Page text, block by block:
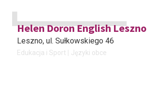
Helen Doron English Leszno
Leszno, ul. Sułkowskiego 46
Edukacja i Sport Języki obce